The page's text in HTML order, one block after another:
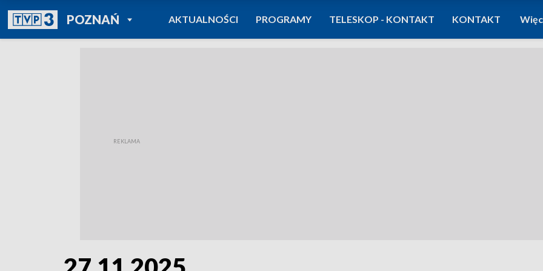
POZNAŃPOWRÓT DO
TVP REGIONY
AKTUALNOŚCI PROGRAMY TELESKOP - KONTAKT KONTAKT